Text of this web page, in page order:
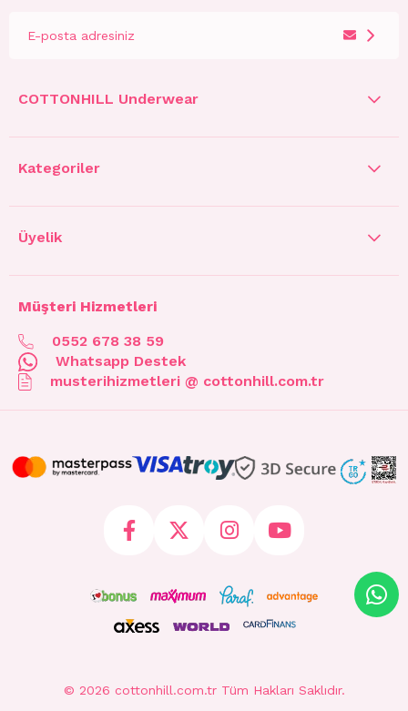
COTTONHILL Underwear
Kategoriler
Üyelik
Müşteri Hizmetleri
0552 678 38 59
Whatsapp Destek
musterihizmetleri @ cottonhill.com.tr
© 2026 cottonhill.com.tr Tüm Hakları Saklıdır.